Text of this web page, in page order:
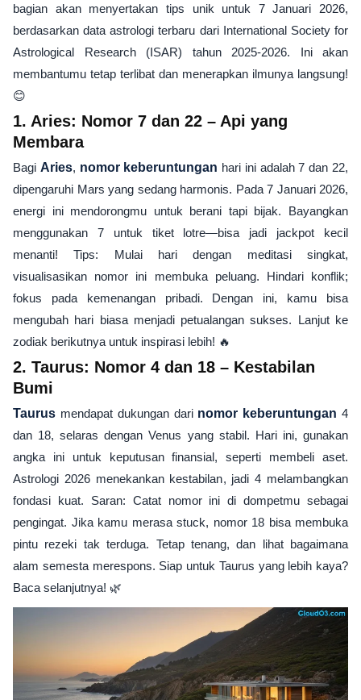
bagian akan menyertakan tips unik untuk 7 Januari 2026,
berdasarkan data astrologi terbaru dari International Society for
Astrological Research (ISAR) tahun 2025-2026. Ini akan
membantumu tetap terlibat dan menerapkan ilmunya langsung!
😊
1. Aries: Nomor 7 dan 22 – Api yang
Membara
Bagi Aries, nomor keberuntungan hari ini adalah 7 dan 22,
dipengaruhi Mars yang sedang harmonis. Pada 7 Januari 2026,
energi ini mendorongmu untuk berani tapi bijak. Bayangkan
menggunakan 7 untuk tiket lotre—bisa jadi jackpot kecil
menanti! Tips: Mulai hari dengan meditasi singkat,
visualisasikan nomor ini membuka peluang. Hindari konflik;
fokus pada kemenangan pribadi. Dengan ini, kamu bisa
mengubah hari biasa menjadi petualangan sukses. Lanjut ke
zodiak berikutnya untuk inspirasi lebih! 🔥
2. Taurus: Nomor 4 dan 18 – Kestabilan
Bumi
Taurus mendapat dukungan dari nomor keberuntungan 4
dan 18, selaras dengan Venus yang stabil. Hari ini, gunakan
angka ini untuk keputusan finansial, seperti membeli aset.
Astrologi 2026 menekankan kestabilan, jadi 4 melambangkan
fondasi kuat. Saran: Catat nomor ini di dompetmu sebagai
pengingat. Jika kamu merasa stuck, nomor 18 bisa membuka
pintu rezeki tak terduga. Tetap tenang, dan lihat bagaimana
alam semesta merespons. Siap untuk Taurus yang lebih kaya?
Baca selanjutnya! 🌿